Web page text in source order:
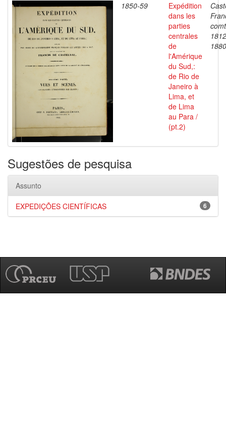
1850-59
Expédition
dans les
parties
centrales
de
l'Amérique
du Sud,:
de Rio de
Janeiro à
Lima, et
de Lima
au Para /
(pt.2)
1880
Sugestões de pesquisa
Assunto
6
EXPEDIÇÕES CIENTÍFICAS